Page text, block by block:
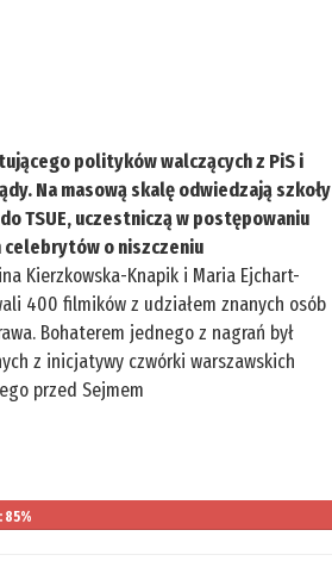
polityków walczących z PiS i
Na masową skalę odwiedzają szkoły
TSUE, uczestniczą w postępowaniu
celebrytów o niszczeniu
Kierzkowska-Knapik i Maria Ejchart-
400 filmików z udziałem znanych osób
Bohaterem jednego z nagrań był
z inicjatywy czwórki warszawskich
przed Sejmem
85%